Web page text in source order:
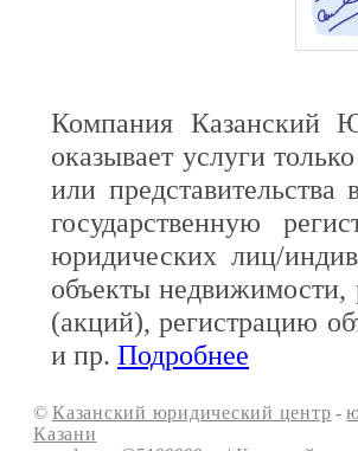
Компания Казанский
оказывает услуги
или
государственную
юридических лиц/
объекты недвижимости,
(акций), регистрацию
и пр. Подробнее
© Казанский юридический центр -
Казани